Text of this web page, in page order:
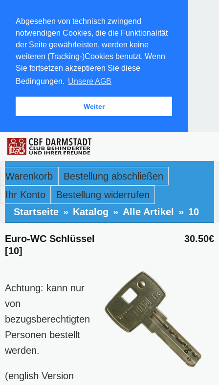
Abgesehen von technisch zwingend
notwendigen Cookies, die die Funktionalität
der Seite gewährleisten, werden keine
weiteren (Tracking-)Cookies benutzt. Wenn
Sie fortsetzen akzeptieren Sie diese
Bedingungen. Unsere AGB
Weiter
Warenkorb
Bestellung abschließen
Ihr Konto
Bestellung widerrufen
Startseite » Katalog » Alle Artikel » 10
30.50€
Euro-WC Schlüssel
[10]
Achtung: kann nur
von
bezugsberechtigten
Personen bestellt
werden.
(english Version